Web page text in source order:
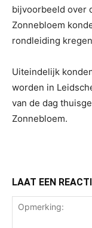
bijvoorbeeld over
Zonnebloem
rondleiding
Uiteindelijk
worden in
van de dag
Zonnebloem.
LAAT EEN